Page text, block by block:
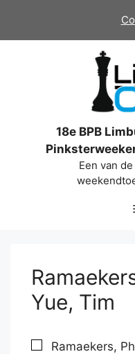
de
18e BPB
Een van
Yue, Tim
Ramaekers,